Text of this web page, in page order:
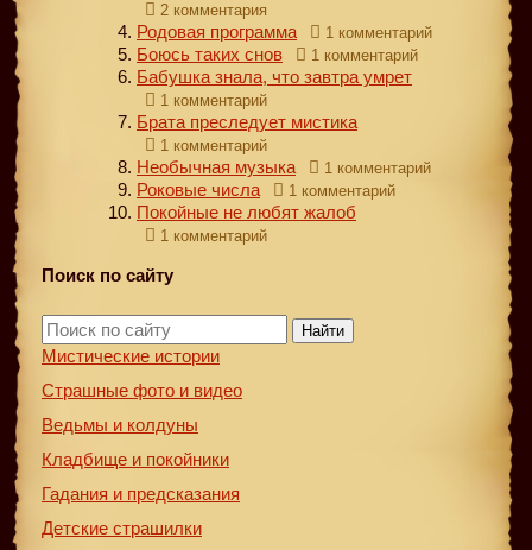
2 комментария
Родовая программа 1 комментарий
Боюсь таких снов 1 комментарий
Бабушка знала, что завтра умрет
1 комментарий
Брата преследует мистика
1 комментарий
Необычная музыка 1 комментарий
Роковые числа 1 комментарий
Покойные не любят жалоб
1 комментарий
Поиск по сайту
Найти
Мистические истории
Страшные фото и видео
Ведьмы и колдуны
Кладбище и покойники
Гадания и предсказания
Детские страшилки